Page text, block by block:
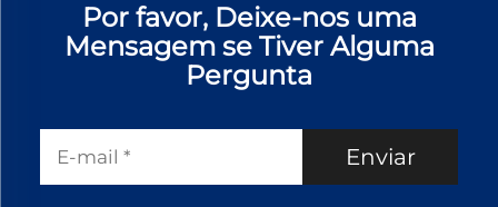
Por favor, Deixe-nos uma
Mensagem se Tiver Alguma
Pergunta
Enviar